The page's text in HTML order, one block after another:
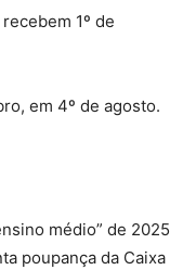
1º de
em 4º de agosto.
médio” de 2025
poupança da Caixa